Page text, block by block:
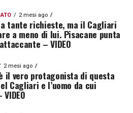
2 mesi ago
tante richieste, ma il Cagliari
a meno di lui. Pisacane punta
– VIDEO
2 mesi ago
il vero protagonista di questa
Cagliari e l’uomo da cui